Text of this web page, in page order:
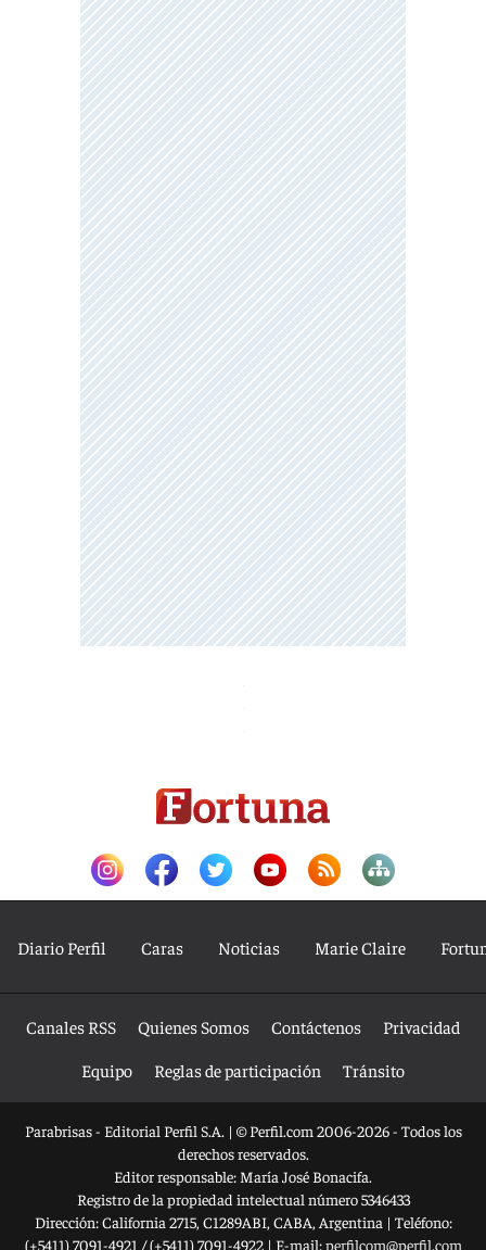
Diario Perfil Caras Noticias Marie Claire
Canales RSS Quienes Somos Contáctenos
Privacidad
Equipo
Reglas de participación Tránsito
Parabrisas - Editorial Perfil S.A. | © Perfil.com 2006-2026 - Todos los
derechos reservados.
Editor responsable: María José Bonacifa.
Registro de la propiedad intelectual número 5346433
Dirección:California 2715, C1289ABI, CABA, Argentina | Teléfono:
(+5411) 7091-4921 /(+5411) 7091-4922| E-mail:perfilcom@perfil.com